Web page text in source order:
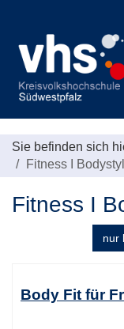
Sie befinden sich
Fitness I
Fitness I
nur
können
Body Fit für